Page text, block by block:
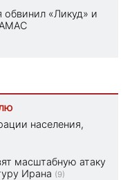
«Ликуд» и
населения,
масштабную атаку
Ирана (9)